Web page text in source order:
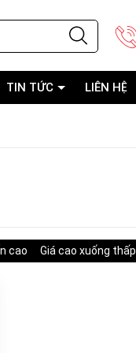
TIN TỨC LIÊN HỆ
cao Giá cao xuống thấp